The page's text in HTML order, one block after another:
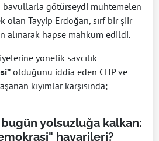
bavullarla götürseydi muhtemelen
olan Tayyip Erdoğan, sırf bir şiir
alınarak hapse mahkum edildi.
yönelik savcılık
olduğunu iddia eden CHP ve
kıyımlar karşısında;
yolsuzluğa kalkan:
havarileri?